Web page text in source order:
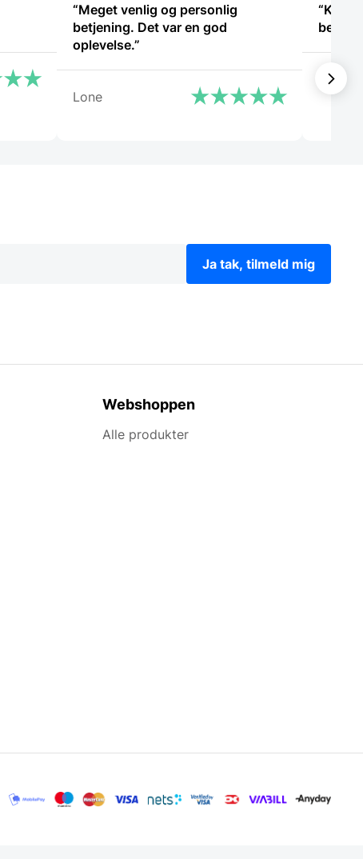
“Meget venlig og personlig
betjening. Det var en god
oplevelse.”
Lone
“Kom
Ani Hof
Ja tak, tilmeld mig
Webshoppen
Alle produkter